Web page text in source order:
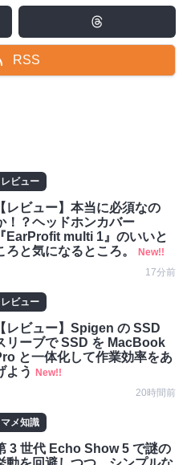
RSS
レビュー
【レビュー】本当に必須なの
！？ヘッドホンカバー
『EarProfit multi 1』のいいと
ろと気になるところ。
New!!
17分前
レビュー
【レビュー】Spigen の SSD
リーブで SSD を MacBook
と一体化して作業効率をあ
よう New!!
20時間前
マメ知識
3 世代 Echo Show 5 で謎の